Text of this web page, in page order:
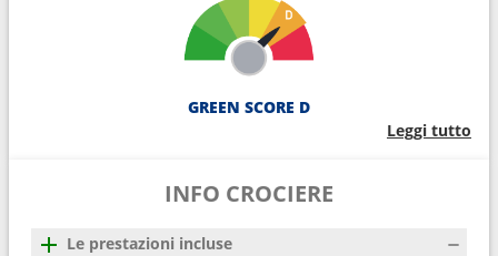
GREEN SCORE D
Leggi tutto
INFO CROCIERE
Le prestazioni incluse